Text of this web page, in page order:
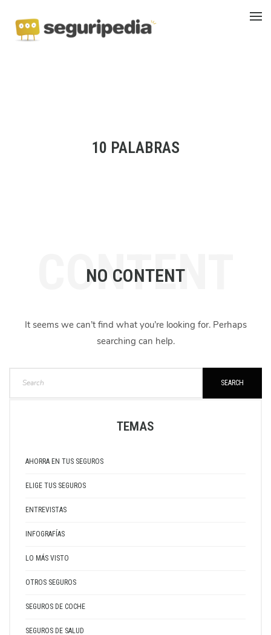
10 PALABRAS
CONTENT
NO CONTENT
It seems we can’t find what you’re looking for. Perhaps
searching can help.
SEARCH
TEMAS
AHORRA EN TUS SEGUROS
ELIGE TUS SEGUROS
ENTREVISTAS
INFOGRAFÍAS
LO MÁS VISTO
OTROS SEGUROS
SEGUROS DE COCHE
SEGUROS DE SALUD